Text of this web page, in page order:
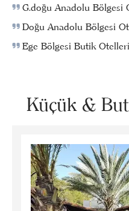
G.doğu Anadolu Bölgesi
Doğu Anadolu Bölgesi
Ege Bölgesi Butik Otelleri
Küçük &